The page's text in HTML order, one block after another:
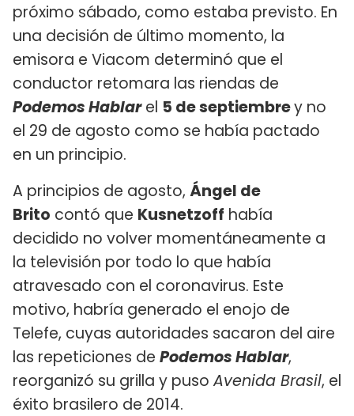
próximo sábado, como estaba previsto. En
una decisión de último momento, la
emisora e Viacom determinó que el
conductor retomara las riendas de
Podemos Hablarel 5 de septiembrey no
el 29 de agosto como se había pactado
en un principio.
A principios de agosto, Ángel de
Brito contó que Kusnetzoff había
decidido no volver momentáneamente a
la televisión por todo lo que había
atravesado con el coronavirus. Este
motivo, habría generado el enojo de
Telefe, cuyas autoridades sacaron del aire
las repeticiones de Podemos Hablar,
reorganizó su grilla y pusoAvenida Brasil, el
éxito brasilero de 2014.